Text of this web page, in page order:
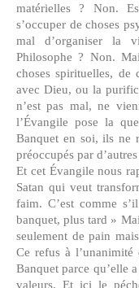
matérielles ? Non.
s’occuper de choses
mal d’organiser la
Philosophe ? Non.
choses spirituelles, de
avec Dieu, ou la
n’est pas mal, ne
l’Évangile pose la
Banquet en soi, ils ne
préoccupés par
Et cet Évangile nous
Satan qui veut
faim. C’est comme
banquet, plus tard »
seulement de pain
Ce refus à
Banquet parce qu’elle
valeurs. Et ici le